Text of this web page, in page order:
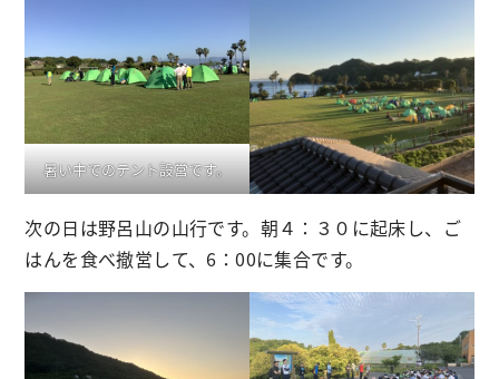
暑い中でのテント設営です。
次の日は野呂山の山行です。朝４：３０に起床し、ご
はんを食べ撤営して、6：00に集合です。